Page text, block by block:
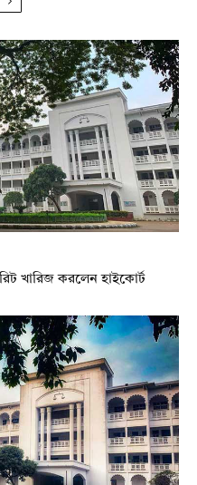
খারিজ করলেন হাইকোর্ট